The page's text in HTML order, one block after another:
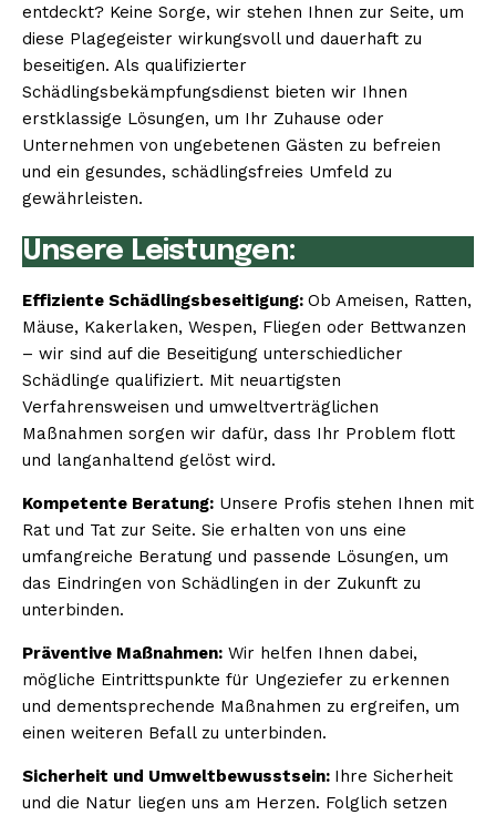
entdeckt? Keine Sorge, wir stehen Ihnen zur Seite, um
diese Plagegeister wirkungsvoll und dauerhaft zu
beseitigen. Als qualifizierter
Schädlingsbekämpfungsdienst bieten wir Ihnen
erstklassige Lösungen, um Ihr Zuhause oder
Unternehmen von ungebetenen Gästen zu befreien
und ein gesundes, schädlingsfreies Umfeld zu
gewährleisten.
Unsere Leistungen:
Effiziente Schädlingsbeseitigung: Ob Ameisen, Ratten,
Mäuse, Kakerlaken, Wespen, Fliegen oder Bettwanzen
– wir sind auf die Beseitigung unterschiedlicher
Schädlinge qualifiziert. Mit neuartigsten
Verfahrensweisen und umweltverträglichen
Maßnahmen sorgen wir dafür, dass Ihr Problem flott
und langanhaltend gelöst wird.
Kompetente Beratung: Unsere Profis stehen Ihnen mit
Rat und Tat zur Seite. Sie erhalten von uns eine
umfangreiche Beratung und passende Lösungen, um
das Eindringen von Schädlingen in der Zukunft zu
unterbinden.
Präventive Maßnahmen: Wir helfen Ihnen dabei,
mögliche Eintrittspunkte für Ungeziefer zu erkennen
und dementsprechende Maßnahmen zu ergreifen, um
einen weiteren Befall zu unterbinden.
Sicherheit und Umweltbewusstsein: Ihre Sicherheit
und die Natur liegen uns am Herzen. Folglich setzen